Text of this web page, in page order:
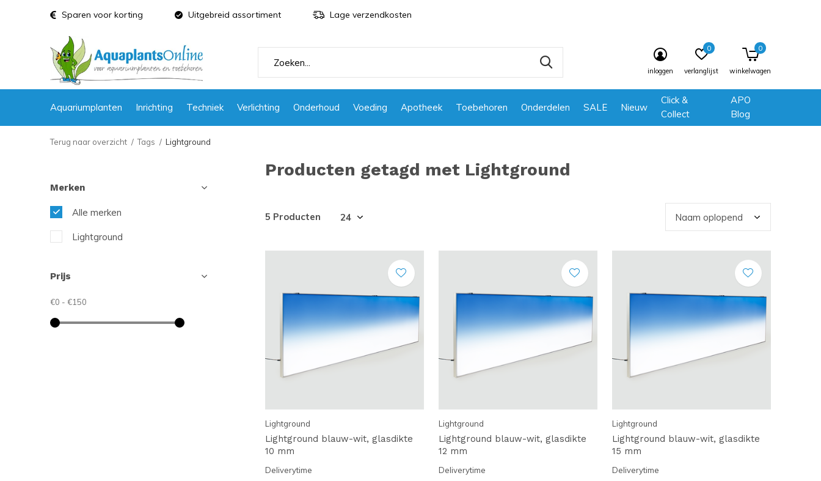
Aquariumplanten Inrichting Techniek Verlichting Onderhoud Voeding Apotheek Toebehoren Onderdelen SALE Nieuw
Click &
Collect
APO
Blog
inloggen verlanglijst
0
winkelwagen
0
Sparen voor korting Uitgebreid assortiment Lage verzendkosten
Terug naar overzicht Tags Lightground
Producten getagd met Lightground
5 Producten
Lightground
Lightground blauw-wit, glasdikte
10 mm
Deliverytime
Lightground
Lightground blauw-wit, glasdikte
12 mm
Deliverytime
Lightground
Lightground blauw-wit, glasdikte
15 mm
Deliverytime
Merken
Alle merken
Lightground
Prijs
€0 - €150